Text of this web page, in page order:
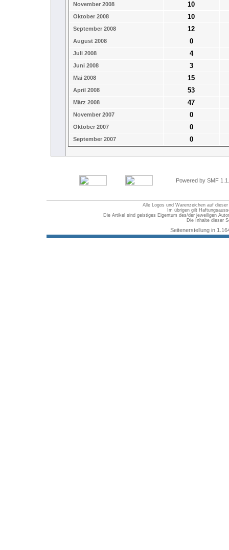
November 2008 10
Oktober 2008 10
September 2008 12
August 2008 0
Juli 2008 4
Juni 2008 3
Mai 2008 15
April 2008 53
März 2008 47
November 2007 0
Oktober 2007 0
September 2007 0
Powered by SMF
Alle Logos und Warenzeichen auf
Im übrigen gilt
Die Artikel sind geistiges Eigentum des/der jeweiligen
Die Inhalte dieser
Seitenerstellung in